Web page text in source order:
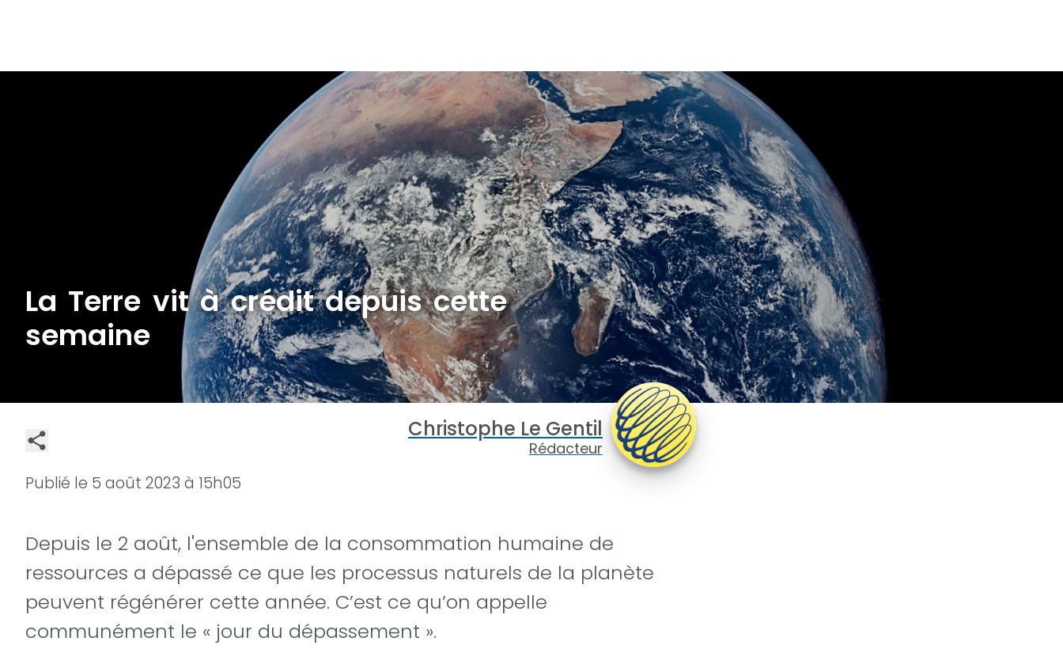
La Terre vit à crédit depuis cette
semaine
Christophe Le Gentil
Rédacteur
Publié le 5 août 2023 à 15h05
Depuis le 2 août, l'ensemble de la consommation humaine de
ressources a dépassé ce que les processus naturels de la planète
peuvent régénérer cette année. C’est ce qu’on appelle
communément le « jour du dépassement ».